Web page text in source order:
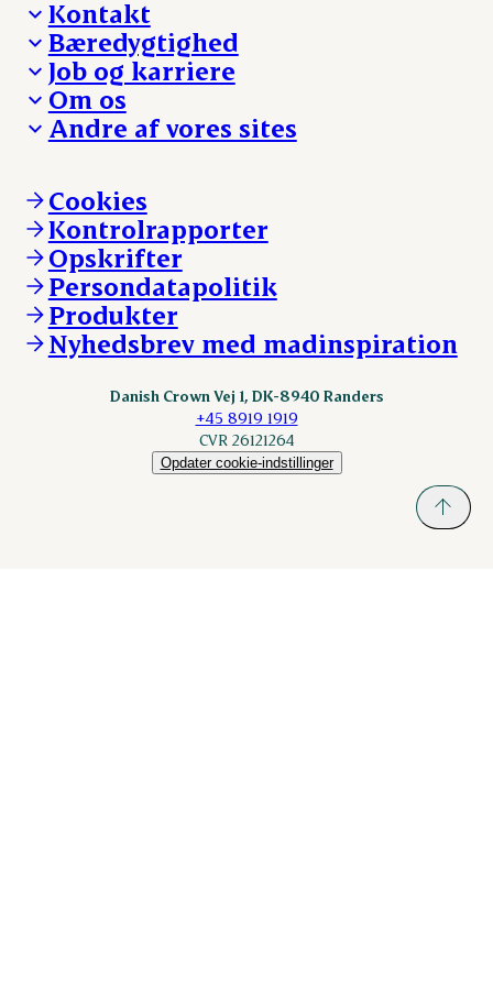
Kontakt
Besøg Danish Crown
Presse og nyheder
Reklamationer
Whistleblower
Øvrige henvendelser
Bæredygtighed
Fra jord til bord
Hverdagen
Ansvarlighed og nøgletal
Job og karriere
Arbejd med os
Ledige stillinger
Om os
Hvem er vi
Vores resultater
Vores lokationer
Kontakt
Andre af vores sites
Andelsejere - kreatur
Danishcrownprofessional.com
DAT-Schaub.com
ESS-FOOD.com
Fonden Dansk Gastronomi
KLS.se
nordicspoor.com
Scanhide.dk
Cookies
Kontrolrapporter
Opskrifter
Persondatapolitik
Produkter
Nyhedsbrev med madinspiration
Danish Crown Vej 1, DK-8940 Randers
+45 8919 1919
CVR 26121264
Opdater cookie-indstillinger